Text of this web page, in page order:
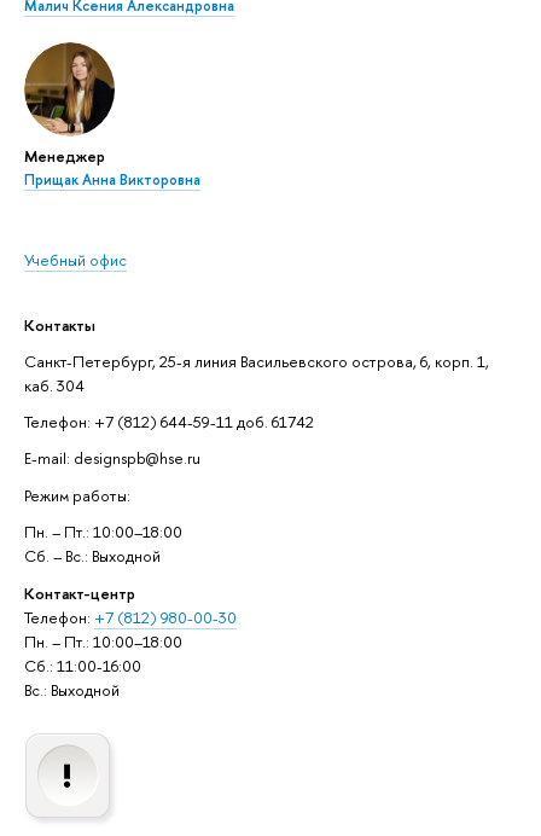
Малич Ксения Александровна
Менеджер
Прищак Анна Викторовна
Учебный офис
Контакты
Санкт-Петербург, 25-я линия Васильевского острова, 6, корп. 1,
каб. 304
Телефон: +7 (812) 644-59-11 доб. 61742
E-mail: designspb@hse.ru
Режим работы:
Пн. – Пт.: 10:00–18:00
Сб. – Вс.: Выходной
Контакт-центр
Телефон: +7 (812) 980-00-30
Пн. – Пт.: 10:00–18:00
Сб.: 11:00-16:00
Вс.: Выходной